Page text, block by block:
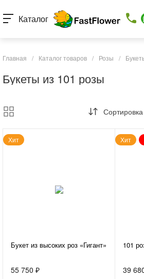
Каталог
Главная / Каталог товаров / Розы /
Букеты из 101 розы
Сортировка
Хит
Букет из высоких роз «Гигант»
55 750 ₽
Хит
101
39